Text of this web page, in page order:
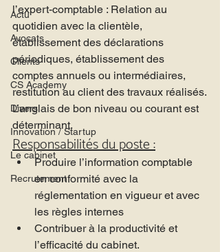
Actu
Avocats
Clients
CS Academy
Divers
Innovation / Startup
Le cabinet
Recrutement
l’expert-comptable : Relation au
quotidien avec la clientèle,
établissement des déclarations
périodiques, établissement des
comptes annuels ou intermédiaires,
restitution au client des travaux réalisés.
L’anglais de bon niveau ou courant est
déterminant.
Responsabilités du poste :
Produire l’information comptable
en conformité avec la
réglementation en vigueur et avec
les règles internes
Contribuer à la productivité et
l’efficacité du cabinet.